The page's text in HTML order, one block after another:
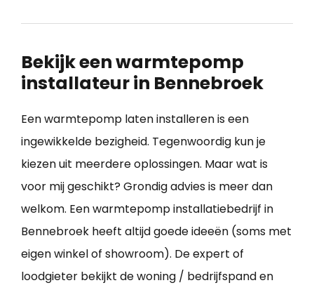
Bekijk een warmtepomp
installateur in Bennebroek
Een warmtepomp laten installeren is een
ingewikkelde bezigheid. Tegenwoordig kun je
kiezen uit meerdere oplossingen. Maar wat is
voor mij geschikt? Grondig advies is meer dan
welkom. Een warmtepomp installatiebedrijf in
Bennebroek heeft altijd goede ideeën (soms met
eigen winkel of showroom). De expert of
loodgieter bekijkt de woning / bedrijfspand en